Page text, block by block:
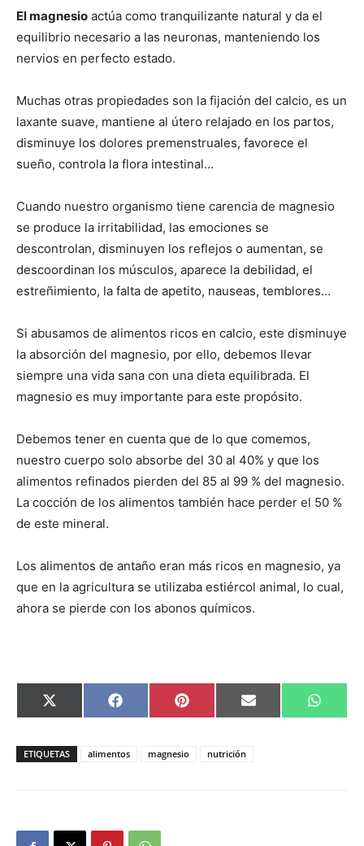
El magnesio actúa como tranquilizante natural y da el
equilibrio necesario a las neuronas, manteniendo los
nervios en perfecto estado.
Muchas otras propiedades son la fijación del calcio, es un
laxante suave, mantiene al útero relajado en los partos,
disminuye los dolores premenstruales, favorece el
sueño, controla la flora intestinal…
Cuando nuestro organismo tiene carencia de magnesio
se produce la irritabilidad, las emociones se
descontrolan, disminuyen los reflejos o aumentan, se
descoordinan los músculos, aparece la debilidad, el
estreñimiento, la falta de apetito, nauseas, temblores…
Si abusamos de alimentos ricos en calcio, este disminuye
la absorción del magnesio, por ello, debemos llevar
siempre una vida sana con una dieta equilibrada. El
magnesio es muy importante para este propósito.
Debemos tener en cuenta que de lo que comemos,
nuestro cuerpo solo absorbe del 30 al 40% y que los
alimentos refinados pierden del 85 al 99 % del magnesio.
La cocción de los alimentos también hace perder el 50 %
de este mineral.
Los alimentos de antaño eran más ricos en magnesio, ya
que en la agricultura se utilizaba estiércol animal, lo cual,
ahora se pierde con los abonos químicos.
Compartir
en
X
(Twitter)
Compartir
en
Facebook Compartir
en
Pinterest Compartir
en
Email
en
ETIQUETAS alimentos magnesio nutrición